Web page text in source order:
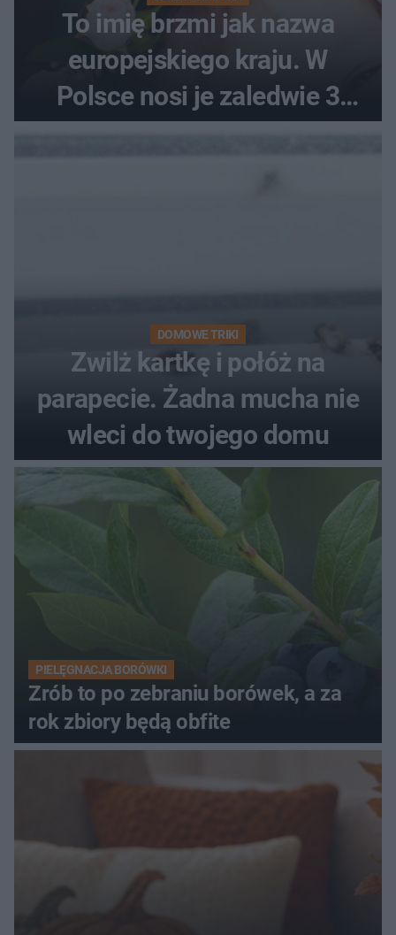
To imię brzmi jak nazwa
europejskiego kraju. W
Polsce nosi je zaledwie 3
DOMOWE TRIKI
Zwilż kartkę i połóż na
parapecie. Żadna mucha nie
wleci do twojego domu
PIELĘGNACJA BORÓWKI
Zrób to po zebraniu borówek, a za
rok zbiory będą obfite